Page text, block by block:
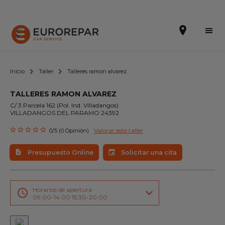
Solicitar una cita
Presupuesto Online
Incorporarse a la RED
La Marca
Promociones
Inicio Taller Talleres ramon alvarez
TALLERES RAMON ALVAREZ
C/ 3 Parcela 162 (Pol. Ind. Villadangos)
VILLADANGOS DEL PARAMO 24392
0/5 (0 Opinión) Valorar este taller
Presupuesto Online Solicitar una cita
Horarios de apertura
09:00-14:00 15:30-20:00